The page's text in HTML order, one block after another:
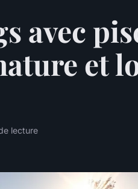
avec
et
lecture